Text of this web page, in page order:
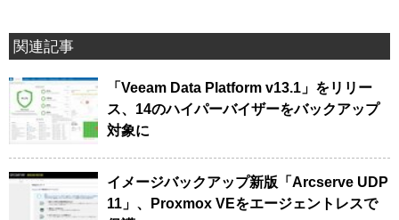
関連記事
「Veeam Data Platform v13.1」をリリー
ス、14のハイパーバイザーをバックアップ
対象に
イメージバックアップ新版「Arcserve UDP
11」、Proxmox VEをエージェントレスで